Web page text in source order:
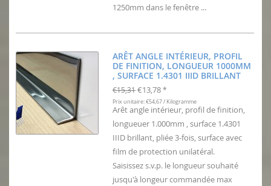
1250mm dans le fenêtre ...
ARÊT ANGLE INTÉRIEUR, PROFIL
DE FINITION, LONGUEUR 1000MM
, SURFACE 1.4301 IIID BRILLANT
€15,31 €13,78 *
Prix unitaire: €54,67 / Kilogramme
Arêt angle intérieur, profil de finition,
longueuer 1.000mm , surface 1.4301
IIID brillant, pliée 3-fois, surface avec
film de protection unilatéral.
Saisissez s.v.p. le longueur souhaité
jusqu'à longeur commandée max